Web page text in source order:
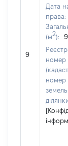
9
Дата
права:
(м2):
номер
номер